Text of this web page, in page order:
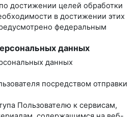
достижении целей обработки
в достижении этих
федеральным
данных
данных
посредством отправки
Пользователю к сервисам,